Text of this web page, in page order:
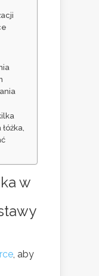
w
, aby